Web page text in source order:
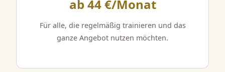
ab 44 €/Monat
Für alle, die regelmäßig trainieren und das
ganze Angebot nutzen möchten.